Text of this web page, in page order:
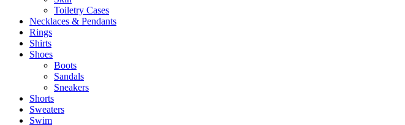
Toiletry Cases
Necklaces & Pendants
Rings
Shirts
Shoes
Boots
Sandals
Sneakers
Shorts
Sweaters
Swim